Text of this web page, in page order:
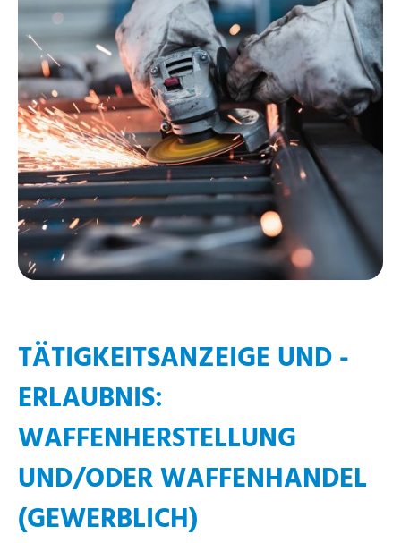
TÄTIGKEITSANZEIGE UND -
ERLAUBNIS:
WAFFENHERSTELLUNG
UND/ODER WAFFENHANDEL
(GEWERBLICH)